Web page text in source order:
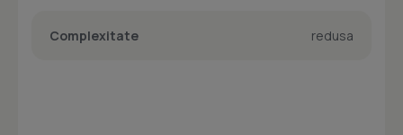
Complexitate redusa